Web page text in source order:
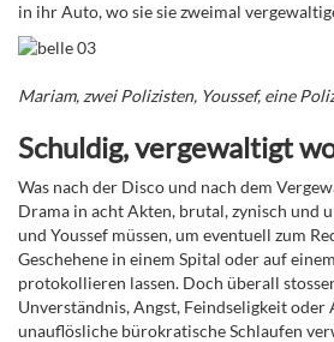
in ihr Auto, wo sie sie zweimal
Mariam, zwei Polizisten, Youssef, eine
Schuldig, vergewaltigt
Was nach der Disco und nach dem
Drama in acht Akten, brutal, zynisch und
und Youssef müssen, um eventuell zum
Geschehene in einem Spital oder auf
protokollieren lassen. Doch überall
Unverständnis, Angst, Feindseligkeit oder
unauflösliche bürokratische Schlaufen